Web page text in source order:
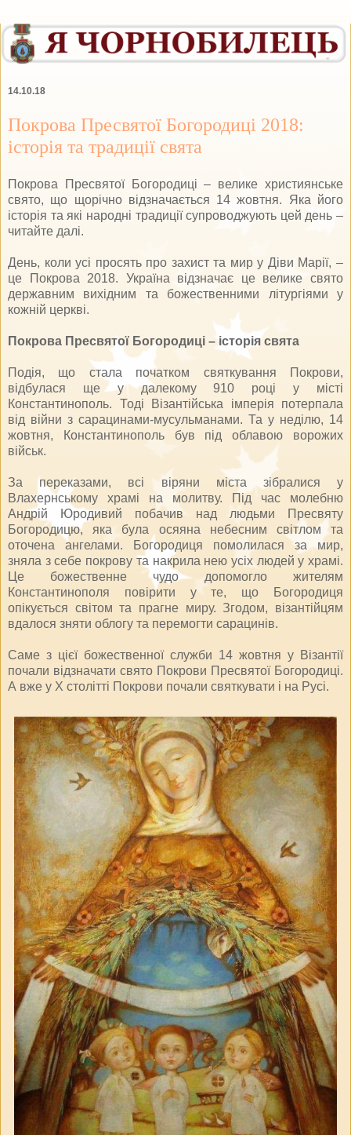
14.10.18
Покрова Пресвятої Богородиці 2018:
історія та традиції свята
Покрова Пресвятої Богородиці – велике християнське
свято, що щорічно відзначається 14 жовтня. Яка його
історія та які народні традиції супроводжують цей день –
читайте далі.
День, коли усі просять про захист та мир у Діви Марії, –
це Покрова 2018. Україна відзначає це велике свято
державним вихідним та божественними літургіями у
кожній церкві.
Покрова Пресвятої Богородиці – історія свята
Подія, що стала початком святкування Покрови,
відбулася ще у далекому 910 році у місті
Константинополь. Тоді Візантійська імперія потерпала
від війни з сарацинами-мусульманами. Та у неділю, 14
жовтня, Константинополь був під облавою ворожих
військ.
За переказами, всі віряни міста зібралися у
Влахернському храмі на молитву. Під час молебню
Андрій Юродивий побачив над людьми Пресвяту
Богородицю, яка була осяяна небесним світлом та
оточена ангелами. Богородиця помолилася за мир,
зняла з себе покрову та накрила нею усіх людей у храмі.
Це божественне чудо допомогло жителям
Константинополя повірити у те, що Богородиця
опікується світом та прагне миру. Згодом, візантійцям
вдалося зняти облогу та перемогти сарацинів.
Саме з цієї божественної служби 14 жовтня у Візантії
почали відзначати свято Покрови Пресвятої Богородиці.
А вже у Х столітті Покрови почали святкувати і на Русі.